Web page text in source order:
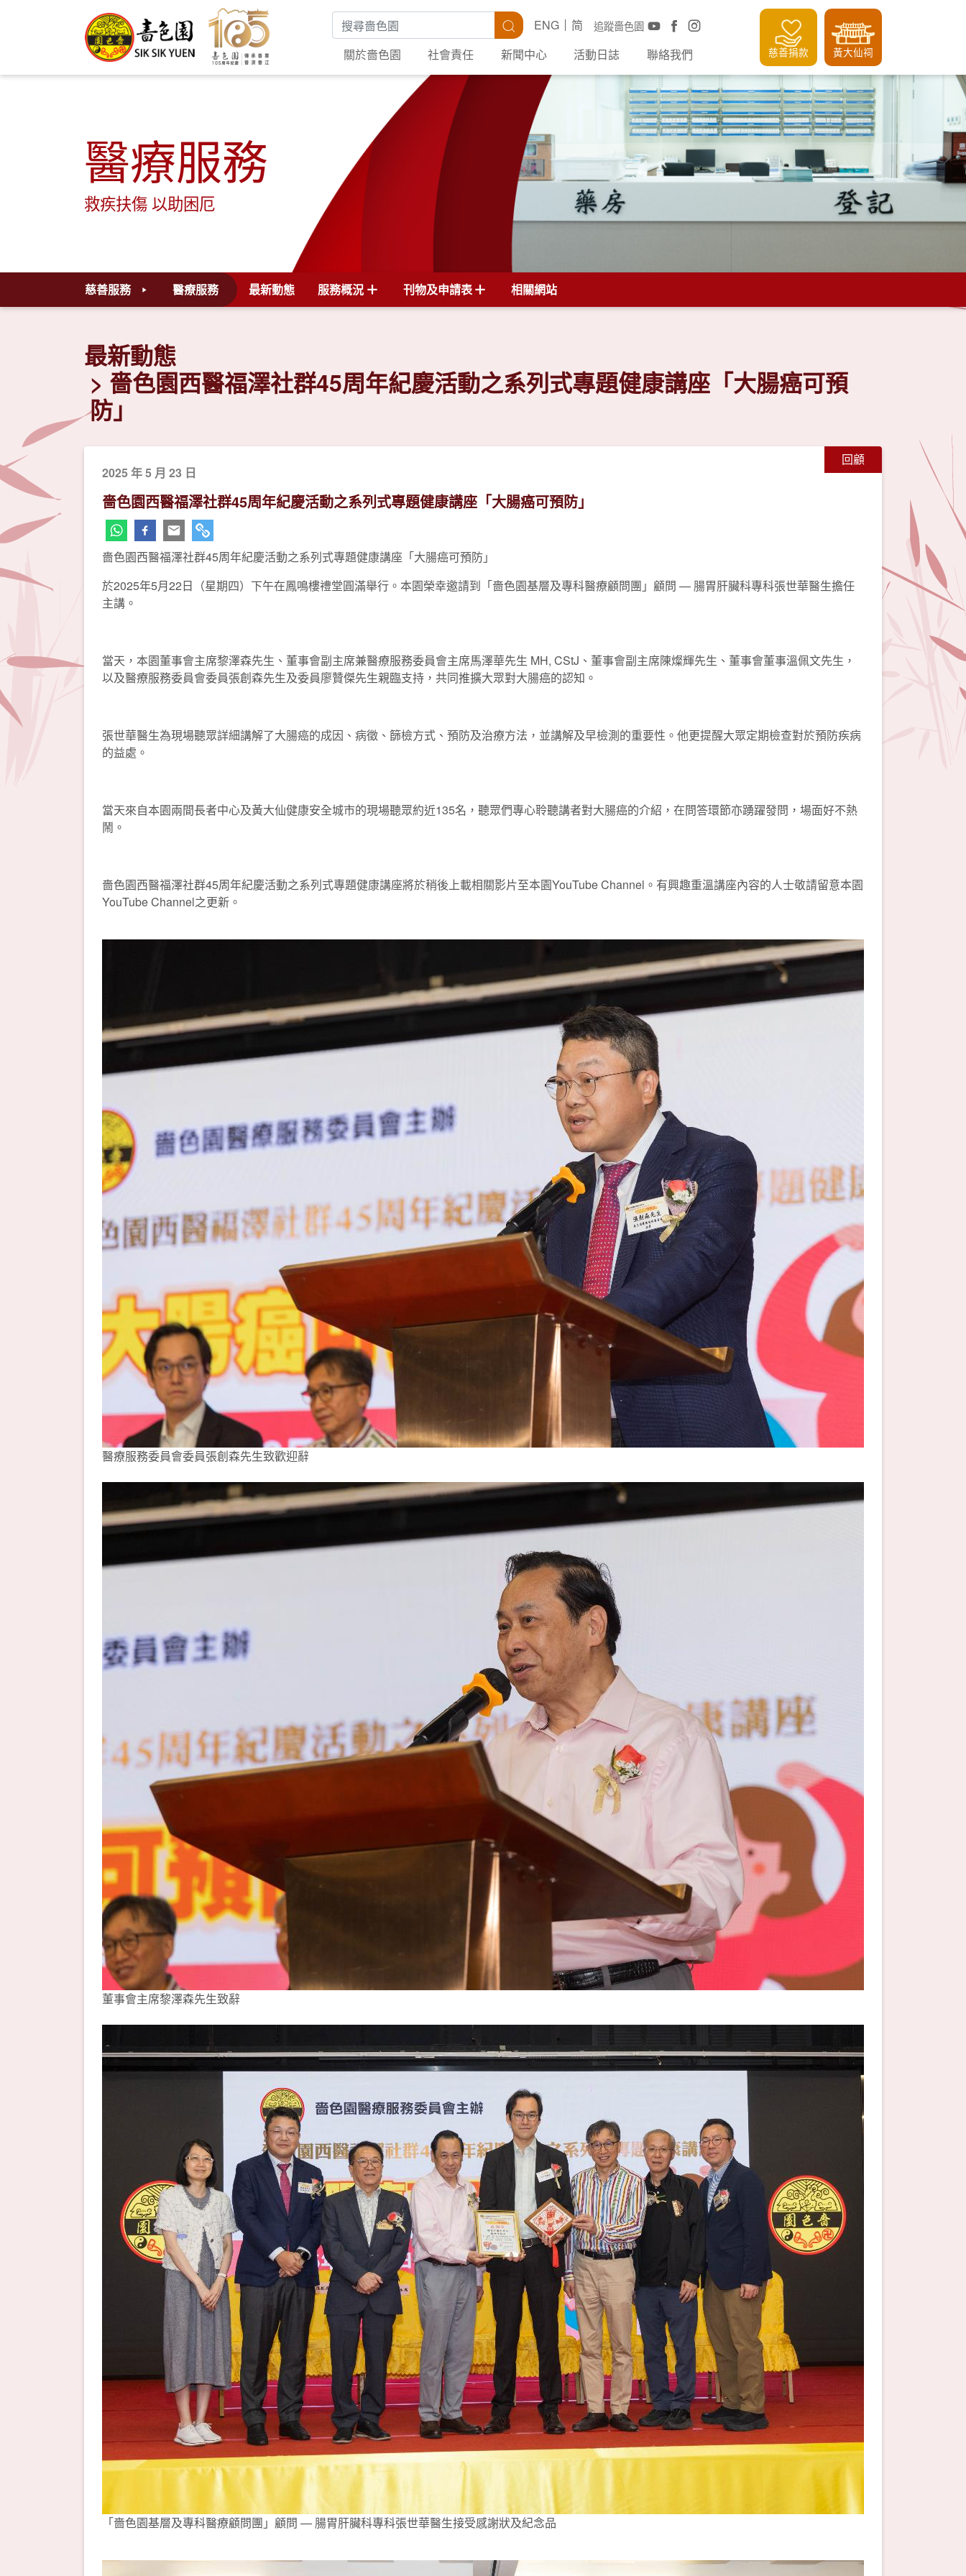
搜尋關鍵字 搜尋 追蹤嗇色園
ENG
简
關於嗇色園
社會責任 新聞中心 活動日誌 聯絡我們 慈善捐款 黃大仙祠
醫療服務
救疾扶傷 以助困厄
慈善服務 醫療服務 最新動態 服務概況 刊物及申請表 相關網站
最新動態
嗇色園西醫福澤社群45周年紀慶活動之系列式專題健康講座「大腸癌可預
防」
回顧
2025 年 5 月 23 日
嗇色園西醫福澤社群45周年紀慶活動之系列式專題健康講座「大腸癌可預防」
嗇色園西醫福澤社群45周年紀慶活動之系列式專題健康講座「大腸癌可預防」
於2025年5月22日（星期四）下午在鳳鳴樓禮堂圓滿舉行。本園榮幸邀請到「嗇色園基層及專科醫療顧問團」顧問 — 腸胃肝臟科專科張世華醫生擔任
主講。
當天，本園董事會主席黎澤森先生、董事會副主席兼醫療服務委員會主席馬澤華先生 MH, CStJ、董事會副主席陳燦輝先生、董事會董事溫佩文先生，
以及醫療服務委員會委員張創森先生及委員廖贊傑先生親臨支持，共同推擴大眾對大腸癌的認知。
張世華醫生為現場聽眾詳細講解了大腸癌的成因、病徵、篩檢方式、預防及治療方法，並講解及早檢測的重要性。他更提醒大眾定期檢查對於預防疾病
的益處。
當天來自本園兩間長者中心及黃大仙健康安全城市的現場聽眾約近135名，聽眾們專心聆聽講者對大腸癌的介紹，在問答環節亦踴躍發問，場面好不熱
鬧。
嗇色園西醫福澤社群45周年紀慶活動之系列式專題健康講座將於稍後上載相關影片至本園YouTube Channel。有興趣重溫講座內容的人士敬請留意本園
YouTube Channel之更新。
醫療服務委員會委員張創森先生致歡迎辭
董事會主席黎澤森先生致辭
「嗇色園基層及專科醫療顧問團」顧問 — 腸胃肝臟科專科張世華醫生接受感謝狀及紀念品